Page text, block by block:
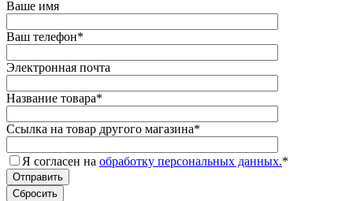
Ваше имя
Ваш телефон*
Электронная почта
Название товара*
Ссылка на товар другого магазина*
Я согласен на обработку персональных данных.*